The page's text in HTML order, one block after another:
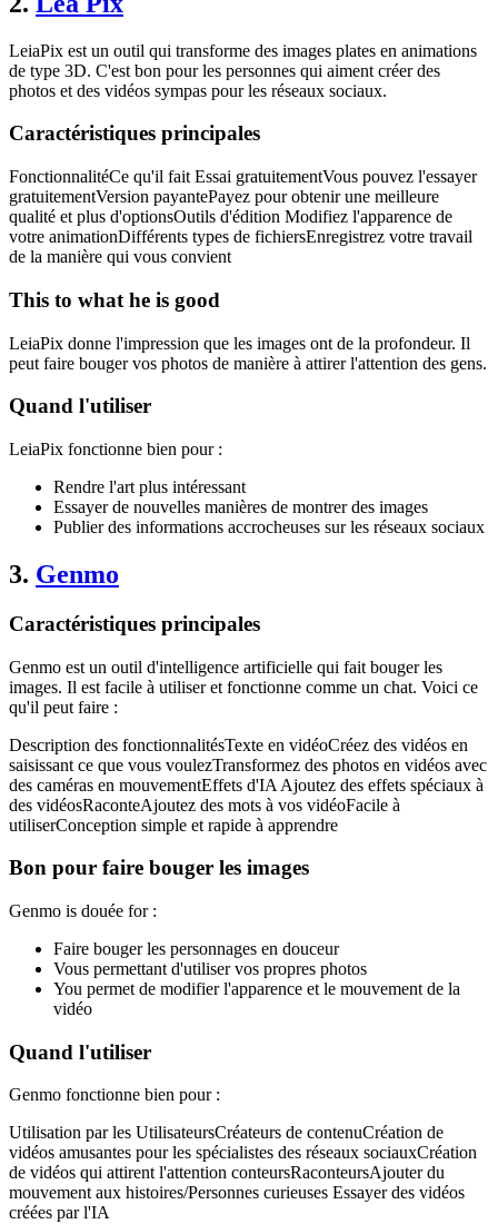
LeiaPix est un outil qui transforme des images plates en animations
de type 3D. C'est bon pour les personnes qui aiment créer des
photos et des vidéos sympas pour les réseaux sociaux.
Caractéristiques principales
FonctionnalitéCe qu'il fait Essai gratuitementVous pouvez l'essayer
gratuitementVersion payantePayez pour obtenir une meilleure
qualité et plus d'optionsOutils d'édition Modifiez l'apparence de
votre animationDifférents types de fichiersEnregistrez votre travail
de la manière qui vous convient
This to what he is good
LeiaPix donne l'impression que les images ont de la profondeur. Il
peut faire bouger vos photos de manière à attirer l'attention des gens.
Quand l'utiliser
LeiaPix fonctionne bien pour :
Rendre l'art plus intéressant
Essayer de nouvelles manières de montrer des images
Publier des informations accrocheuses sur les réseaux sociaux
3. Genmo
Caractéristiques principales
Genmo est un outil d'intelligence artificielle qui fait bouger les
images. Il est facile à utiliser et fonctionne comme un chat. Voici ce
qu'il peut faire :
Description des fonctionnalitésTexte en vidéoCréez des vidéos en
saisissant ce que vous voulezTransformez des photos en vidéos avec
des caméras en mouvementEffets d'IA Ajoutez des effets spéciaux à
des vidéosRaconteAjoutez des mots à vos vidéoFacile à
utiliserConception simple et rapide à apprendre
Bon pour faire bouger les images
Genmo is douée for :
Faire bouger les personnages en douceur
Vous permettant d'utiliser vos propres photos
You permet de modifier l'apparence et le mouvement de la
vidéo
Quand l'utiliser
Genmo fonctionne bien pour :
Utilisation par les UtilisateursCréateurs de contenuCréation de
vidéos amusantes pour les spécialistes des réseaux sociauxCréation
de vidéos qui attirent l'attention conteursRaconteursAjouter du
mouvement aux histoires/Personnes curieuses Essayer des vidéos
créées par l'IA